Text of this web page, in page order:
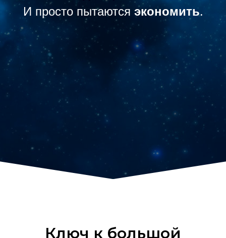
И просто пытаются экономить.
Ключ к большой